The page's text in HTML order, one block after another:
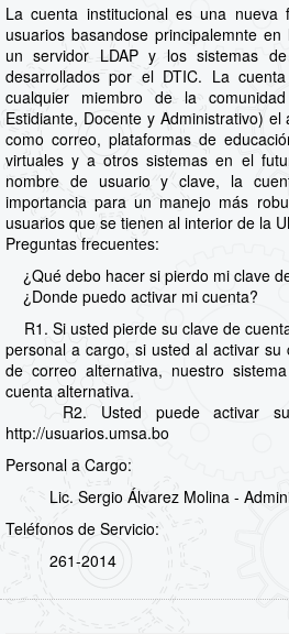
La cuenta institucional es una nueva
usuarios basandose principalemnte
un servidor LDAP y los sistemas
desarrollados por el DTIC. La
cualquier miembro de la comunidad
Estidiante, Docente y Administrativo)
como correo, plataformas de
virtuales y a otros sistemas en el
nombre de usuario y clave, la
importancia para un manejo más
usuarios que se tienen al interior de la
Preguntas frecuentes:
¿Qué debo hacer si pierdo mi clave
¿Donde puedo activar mi cuenta?
R1. Si usted pierde su clave de
personal a cargo, si usted al activar su
de correo alternativa, nuestro
cuenta alternativa.
R2. Usted puede activar su
http://usuarios.umsa.bo
Personal a Cargo:
Lic. Sergio Álvarez Molina -
Teléfonos de Servicio:
261-2014